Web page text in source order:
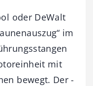
oder DeWalt
im
mit
bewegt. Der